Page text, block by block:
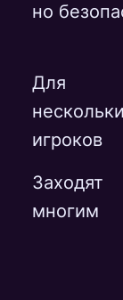
но
Для
игроков
Заходят
многим